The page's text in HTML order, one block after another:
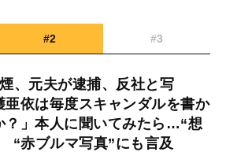
#2 #3
、元夫が逮捕、反社と写
依は毎度スキャンダルを書か
？」本人に聞いてみたら…“想
“赤ブルマ写真”にも言及